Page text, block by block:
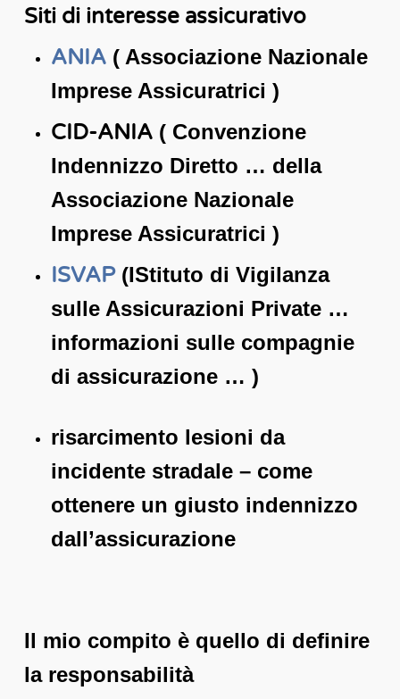
Siti di interesse assicurativo
ANIA( Associazione Nazionale
Imprese Assicuratrici )
CID-ANIA( Convenzione
Indennizzo Diretto … della
Associazione Nazionale
Imprese Assicuratrici )
ISVAP(IStituto di Vigilanza
sulle Assicurazioni Private …
informazioni sulle compagnie
di assicurazione … )
risarcimento lesioni da
incidente stradale – come
ottenere un giusto indennizzo
dall’assicurazione
Il mio compito è quello di definire
la responsabilità